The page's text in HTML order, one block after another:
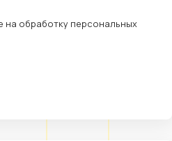
на обработку персональных